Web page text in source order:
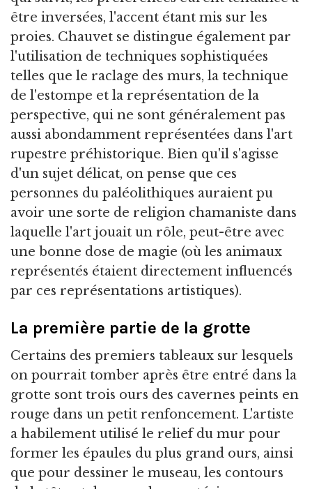
être inversées, l'accent étant mis sur les
proies. Chauvet se distingue également par
l'utilisation de techniques sophistiquées
telles que le raclage des murs, la technique
de l'estompe et la représentation de la
perspective, qui ne sont généralement pas
aussi abondamment représentées dans l'art
rupestre préhistorique. Bien qu'il s'agisse
d'un sujet délicat, on pense que ces
personnes du paléolithiques auraient pu
avoir une sorte de religion chamaniste dans
laquelle l'art jouait un rôle, peut-être avec
une bonne dose de magie (où les animaux
représentés étaient directement influencés
par ces représentations artistiques).
La première partie de la grotte
Certains des premiers tableaux sur lesquels
on pourrait tomber après être entré dans la
grotte sont trois ours des cavernes peints en
rouge dans un petit renfoncement. L'artiste
a habilement utilisé le relief du mur pour
former les épaules du plus grand ours, ainsi
que pour dessiner le museau, les contours